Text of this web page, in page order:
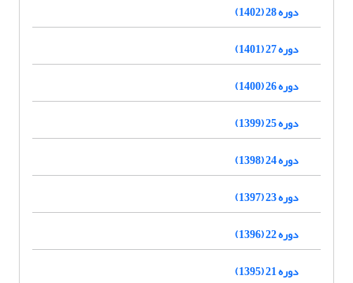
دوره 28 (1402)
دوره 27 (1401)
دوره 26 (1400)
دوره 25 (1399)
دوره 24 (1398)
دوره 23 (1397)
دوره 22 (1396)
دوره 21 (1395)